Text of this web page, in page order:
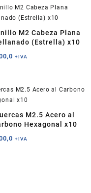
M2 Cabeza Plana
(Estrella) x10
+IVA
M2.5 Acero al
Hexagonal x10
+IVA